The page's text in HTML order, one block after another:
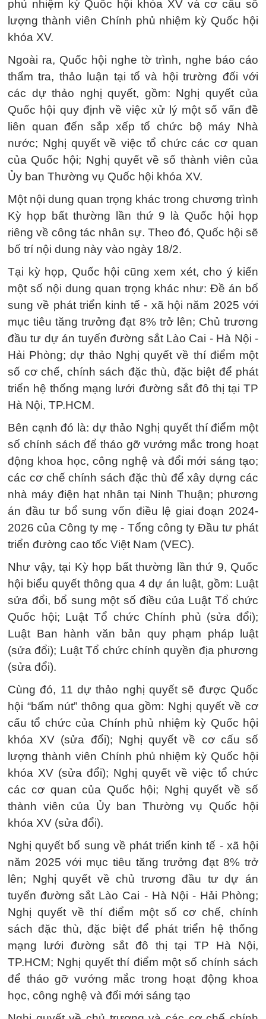
phủ nhiệm kỳ Quốc hội khóa XV và cơ cấu số
lượng thành viên Chính phủ nhiệm kỳ Quốc hội
khóa XV.
Ngoài ra, Quốc hội nghe tờ trình, nghe báo cáo
thẩm tra, thảo luận tại tổ và hội trường đối với
các dự thảo nghị quyết, gồm: Nghị quyết của
Quốc hội quy định về việc xử lý một số vấn đề
liên quan đến sắp xếp tổ chức bộ máy Nhà
nước; Nghị quyết về việc tổ chức các cơ quan
của Quốc hội; Nghị quyết về số thành viên của
Ủy ban Thường vụ Quốc hội khóa XV.
Một nội dung quan trọng khác trong chương trình
Kỳ họp bất thường lần thứ 9 là Quốc hội họp
riêng về công tác nhân sự. Theo đó, Quốc hội sẽ
bố trí nội dung này vào ngày 18/2.
Tại kỳ họp, Quốc hội cũng xem xét, cho ý kiến
một số nội dung quan trọng khác như: Đề án bổ
sung về phát triển kinh tế - xã hội năm 2025 với
mục tiêu tăng trưởng đạt 8% trở lên; Chủ trương
đầu tư dự án tuyến đường sắt Lào Cai - Hà Nội -
Hải Phòng; dự thảo Nghị quyết về thí điểm một
số cơ chế, chính sách đặc thù, đặc biệt để phát
triển hệ thống mạng lưới đường sắt đô thị tại TP
Hà Nội, TP.HCM.
Bên cạnh đó là: dự thảo Nghị quyết thí điểm một
số chính sách để tháo gỡ vướng mắc trong hoạt
động khoa học, công nghệ và đổi mới sáng tạo;
các cơ chế chính sách đặc thù để xây dựng các
nhà máy điện hạt nhân tại Ninh Thuận; phương
án đầu tư bổ sung vốn điều lệ giai đoạn 2024-
2026 của Công ty mẹ - Tổng công ty Đầu tư phát
triển đường cao tốc Việt Nam (VEC).
Như vậy, tại Kỳ họp bất thường lần thứ 9, Quốc
hội biểu quyết thông qua 4 dự án luật, gồm: Luật
sửa đổi, bổ sung một số điều của Luật Tổ chức
Quốc hội; Luật Tổ chức Chính phủ (sửa đổi);
Luật Ban hành văn bản quy phạm pháp luật
(sửa đổi); Luật Tổ chức chính quyền địa phương
(sửa đổi).
Cùng đó, 11 dự thảo nghị quyết sẽ được Quốc
hội “bấm nút” thông qua gồm: Nghị quyết về cơ
cấu tổ chức của Chính phủ nhiệm kỳ Quốc hội
khóa XV (sửa đổi); Nghị quyết về cơ cấu số
lượng thành viên Chính phủ nhiệm kỳ Quốc hội
khóa XV (sửa đổi); Nghị quyết về việc tổ chức
các cơ quan của Quốc hội; Nghị quyết về số
thành viên của Ủy ban Thường vụ Quốc hội
khóa XV (sửa đổi).
Nghị quyết bổ sung về phát triển kinh tế - xã hội
năm 2025 với mục tiêu tăng trưởng đạt 8% trở
lên; Nghị quyết về chủ trương đầu tư dự án
tuyến đường sắt Lào Cai - Hà Nội - Hải Phòng;
Nghị quyết về thí điểm một số cơ chế, chính
sách đặc thù, đặc biệt để phát triển hệ thống
mạng lưới đường sắt đô thị tại TP Hà Nội,
TP.HCM; Nghị quyết thí điểm một số chính sách
để tháo gỡ vướng mắc trong hoạt động khoa
học, công nghệ và đổi mới sáng tạo